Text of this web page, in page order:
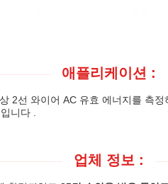
애플리케이션 :
2선 와이어 AC 유효 에너지를 측
니다 .
업체 정보 :